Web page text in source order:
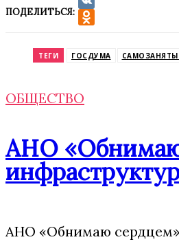
ПОДЕЛИТЬСЯ:
VK
ТЕГИ ГОСДУМА
ОБЩЕСТВО
АНО «Обнимаю
АНО «Обнимаю